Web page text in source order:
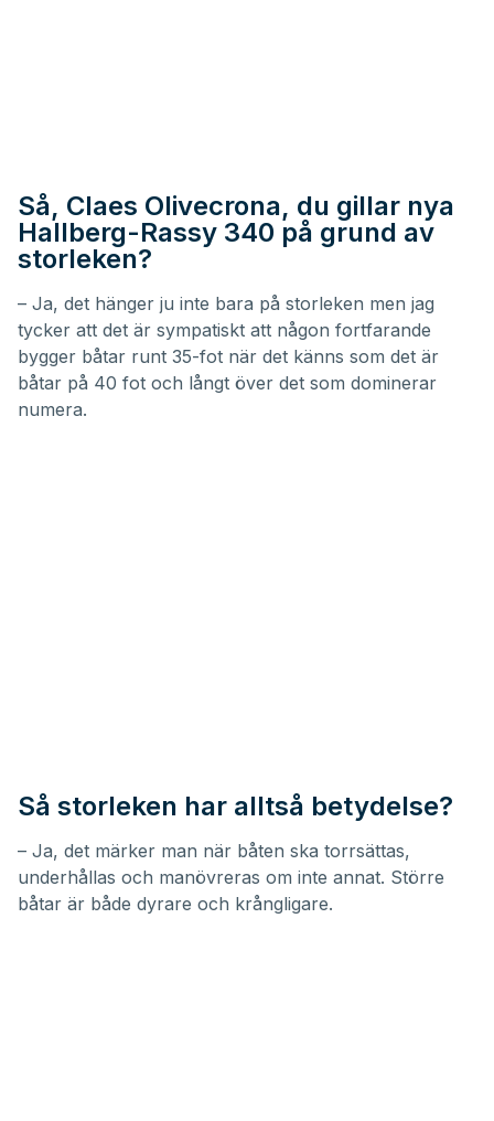
Så, Claes Olivecrona, du gillar nya
Hallberg-Rassy 340 på grund av
storleken?
– Ja, det hänger ju inte bara på storleken men jag
tycker att det är sympatiskt att någon fortfarande
bygger båtar runt 35-fot när det känns som det är
båtar på 40 fot och långt över det som dominerar
numera.
Så storleken har alltså betydelse?
– Ja, det märker man när båten ska torrsättas,
underhållas och manövreras om inte annat. Större
båtar är både dyrare och krångligare.